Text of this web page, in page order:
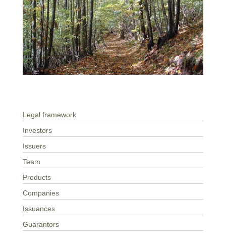
Legal framework
Investors
Issuers
Team
Products
Companies
Issuances
Guarantors